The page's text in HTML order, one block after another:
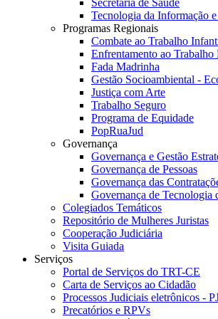
Secretaria de Saúde
Tecnologia da Informação
Programas Regionais
Combate ao Trabalho
Enfrentamento ao Trabalho
Fada Madrinha
Gestão Socioambiental -
Justiça com Arte
Trabalho Seguro
Programa de Equidade
PopRuaJud
Governança
Governança e Gestão
Governança de Pessoas
Governança das
Governança de Tecnologia
Colegiados Temáticos
Repositório de Mulheres Juristas
Cooperação Judiciária
Visita Guiada
Serviços
Portal de Serviços do TRT-CE
Carta de Serviços ao Cidadão
Processos Judiciais eletrônicos -
Precatórios e RPVs